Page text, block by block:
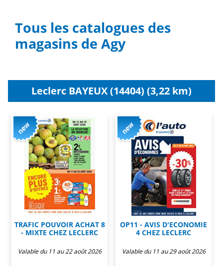
Tous les catalogues des
magasins de Agy
Leclerc BAYEUX (14404) (3,22 km)
TRAFIC POUVOIR ACHAT 8
- MIXTE CHEZ LECLERC
Valable du 11 au 22 août 2026
OP11 - AVIS D'ECONOMIE
4 CHEZ LECLERC
Valable du 11 au 29 août 2026